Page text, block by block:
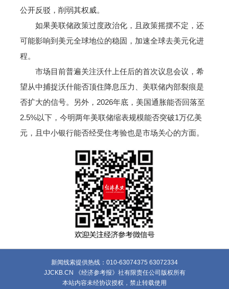
公开反驳，削弱其权威。
如果美联储政策过度政治化，且政策摇摆不定，还
可能影响到美元全球地位的稳固，加速全球去美元化进
程。
市场目前普遍关注沃什上任后的首次议息会议，希
望从中捕捉沃什能否顶住降息压力、美联储内部裂痕是
否扩大的信号。另外，2026年底，美国通胀能否回落至
2.5%以下，今明两年美联储缩表规模能否突破1万亿美
元，且中小银行能否经受住考验也是市场关心的方面。
新闻线索提供热线：010-63074375 63072334
JJCKB.CN 《经济参考报》社有限责任公司版权所有
本站内容未经协议授权，禁止转载使用